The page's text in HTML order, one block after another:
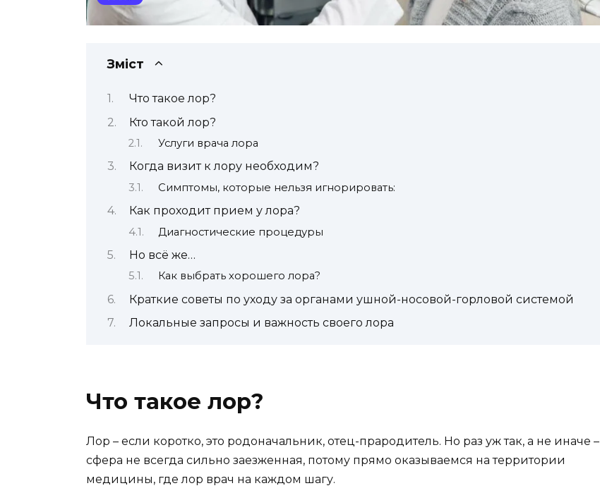
Зміст
Что такое лор?
Кто такой лор?
Услуги врача лора
Когда визит к лору необходим?
Симптомы, которые нельзя игнорировать:
Как проходит прием у лора?
Диагностические процедуры
Но всё же…
Как выбрать хорошего лора?
Краткие советы по уходу за органами ушной-носовой-горловой системой
Локальные запросы и важность своего лора
Что такое лор?
Лор – если коротко, это родоначальник, отец-прародитель. Но раз уж так, а не иначе –
сфера не всегда сильно заезженная, потому прямо оказываемся на территории
медицины, где лор врач на каждом шагу.